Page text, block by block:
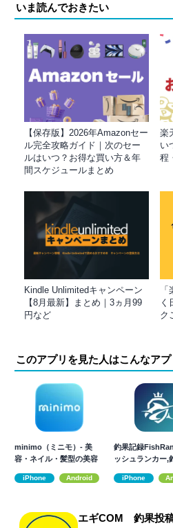
いま読んでおきたい
【保存版】2026年Amazonセー
ル完全攻略ガイド｜次のセー
ルはいつ？お得な買い方＆年
間スケジュールまとめ
楽
い
程
Kindle Unlimitedキャンペーン
【8月最新】まとめ｜3ヵ月99
円など
く
ク
このアプリを見た人はこんなア
minimo（ミニモ）- 美
容・ネイル・髪型の美容
iPhone Android
釣果記録
ッシュランカー,
iPhone
エギCOM 釣果投